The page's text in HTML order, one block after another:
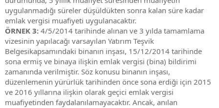
uygulanmadığı süreler düşüldükten sonra kalan süre kadar
emlak vergisi muafiyeti uygulanacaktır.
ÖRNEK 3: 4/5/2014 tarihinde alınan ve 3 yılda tamamlama
vizesinin yapılacağı varsayılan Yatırım Teşvik
Belgesikapsamındaki binanın inşası, 15/12/2014 tarihinde
sona ermiş ve binaya ilişkin emlak vergisi (bina) bildirimi
zamanında verilmiştir. Söz konusu binanın inşası,
düzenlemenin yürürlük tarihinden önce sona erdiği için 2015
ve 2016 yıllarına ilişkin olarak geçici emlak vergisi
muafiyetinden faydalanılamayacaktır. Ancak, anılan